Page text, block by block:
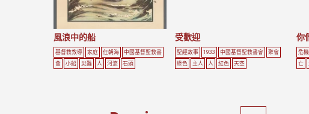
風浪中的船
基督教教導 家庭 任朝海
中國基督聖教書
會
小船 災難 人 河流 石頭
受歡迎
聖經故事 1933 中國基督聖教書會
聚會
綠色
主人 人 紅色 天空
你
危機
亡